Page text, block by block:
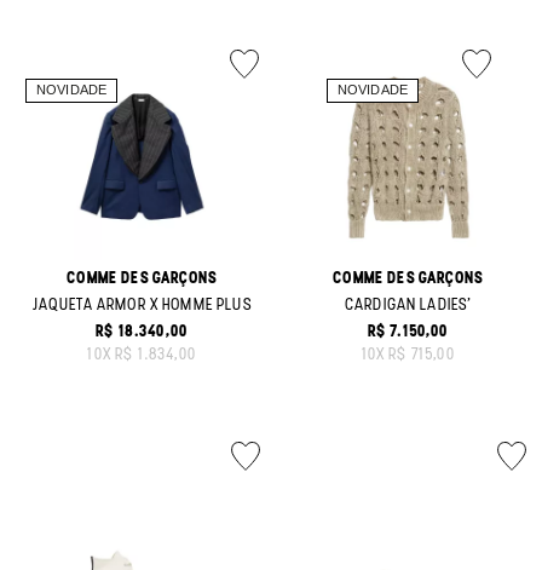
COMME DES GARÇONS
JAQUETA ARMOR X HOMME PLUS
ORIGINAL PRICE:
R$ 18.340,00
10X R$ 1.834,00
COMME DES GARÇONS
CARDIGAN LADIES'
ORIGINAL PRICE:
R$ 7.150,00
10X R$ 715,00